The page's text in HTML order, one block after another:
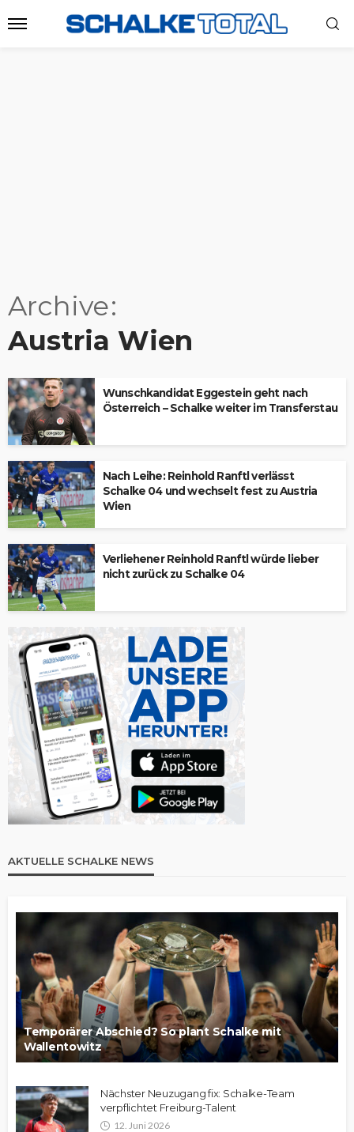
Archive
Austria Wien
Wunschkandidat Eggestein geht nach
Österreich – Schalke weiter im Transferstau
Nach Leihe: Reinhold Ranftl verlässt
Schalke 04 und wechselt fest zu Austria
Wien
Verliehener Reinhold Ranftl würde lieber
nicht zurück zu Schalke 04
AKTUELLE SCHALKE NEWS
Temporärer Abschied? So plant Schalke mit
Wallentowitz
Nächster Neuzugang fix: Schalke-Team
verpflichtet Freiburg-Talent
12. Juni 2026